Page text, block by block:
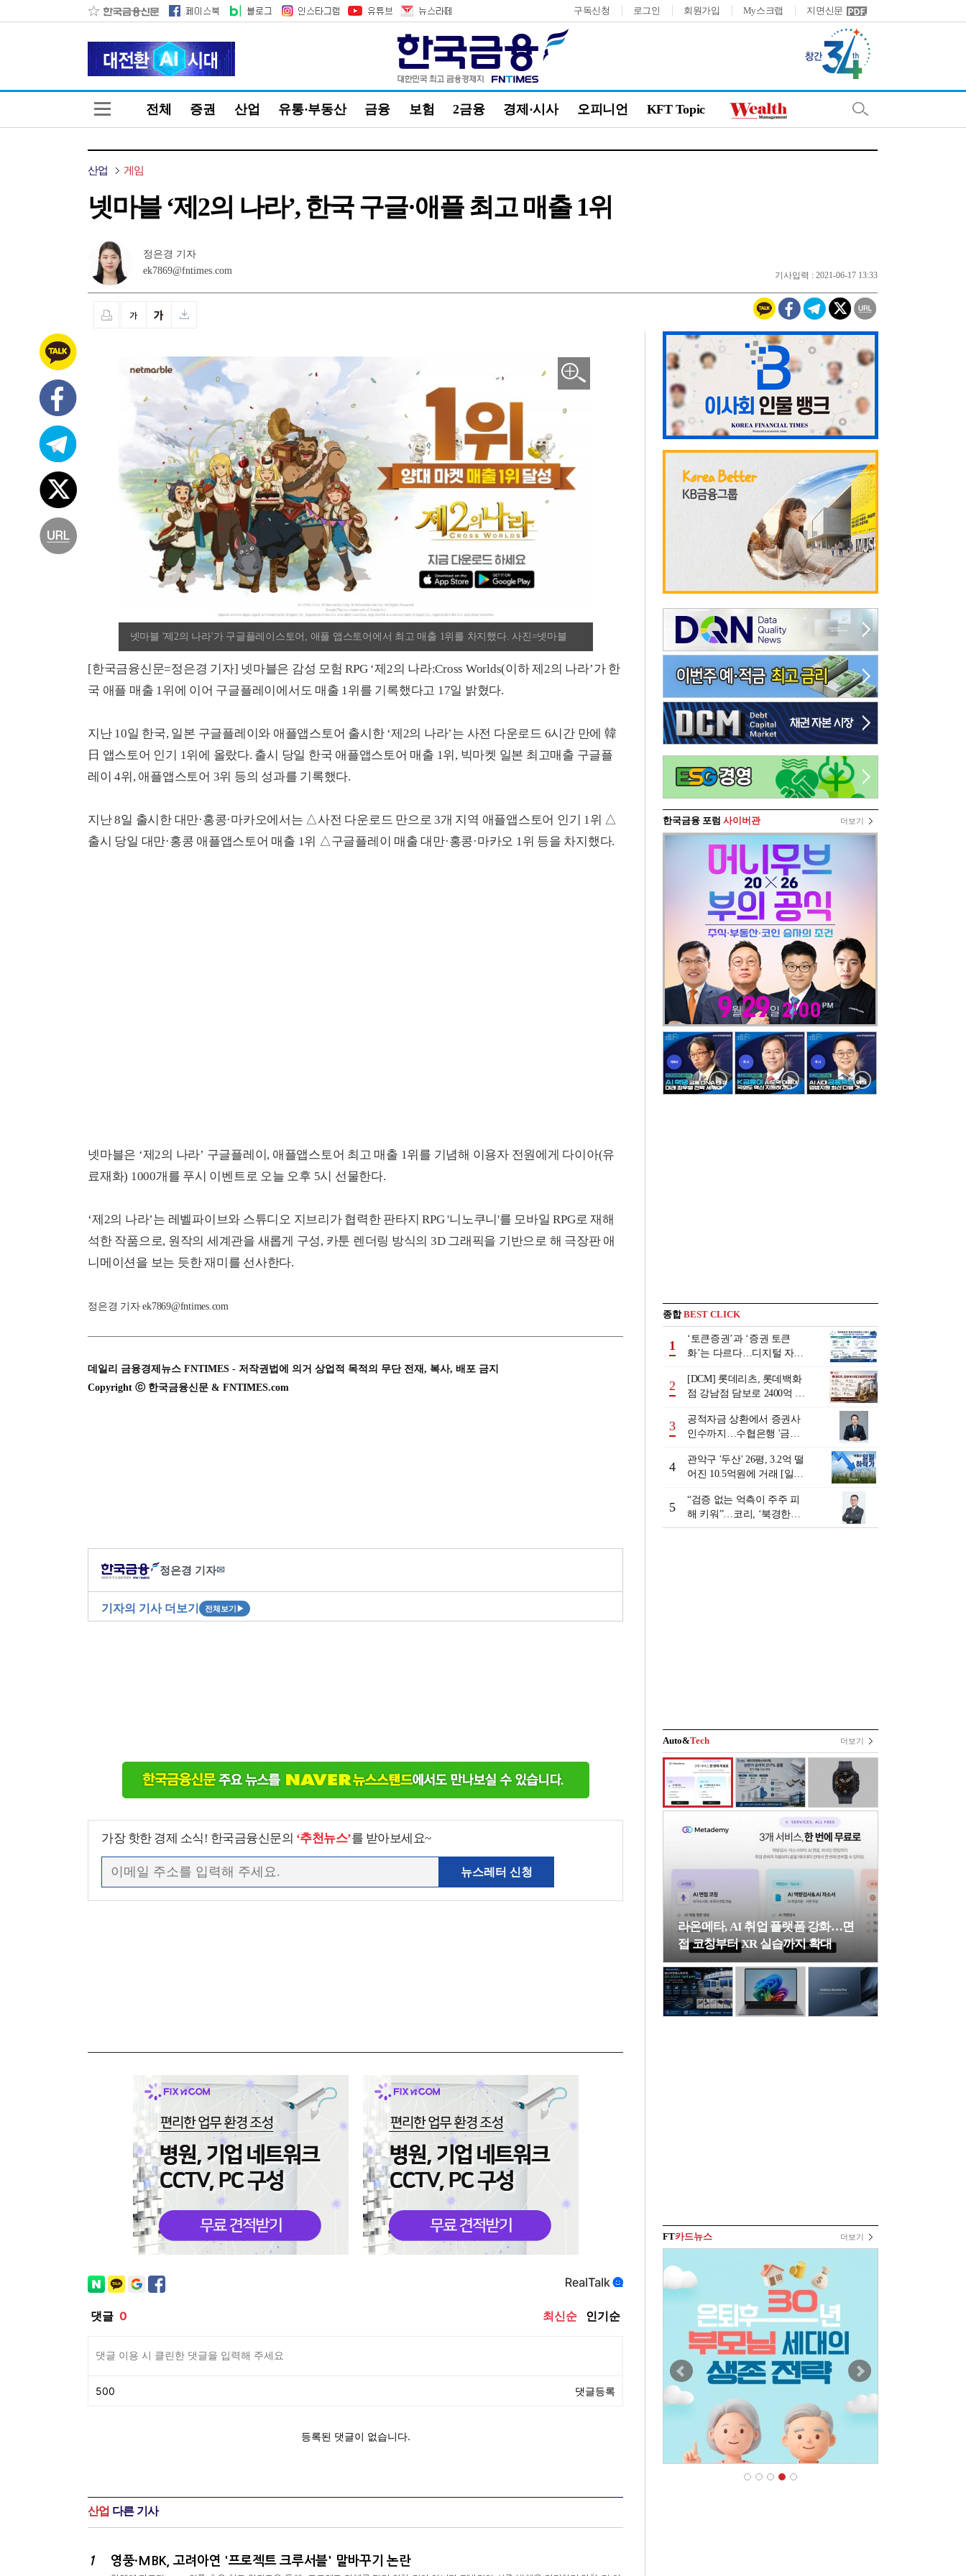
구독신청 로그인 회원가입 My스크랩 지면신문
전체 증권 산업 유통·부동산 금융 보험 2금융 경제·시사 오피니언 KFT Topic
산업 게임
넷마블 ‘제2의 나라’, 한국 구글·애플 최고 매출 1위
정은경 기자
ek7869@fntimes.com
기사입력 : 2021-06-17 13:33
넷마블 '제2의 나라'가 구글플레이스토어, 애플 앱스토어에서 최고 매출 1위를 차지했다. 사진=넷마블
[한국금융신문=정은경 기자] 넷마블은 감성 모험 RPG ‘제2의 나라:Cross Worlds(이하 제2의 나라’가 한
국 애플 매출 1위에 이어 구글플레이에서도 매출 1위를 기록했다고 17일 밝혔다.
지난 10일 한국, 일본 구글플레이와 애플앱스토어 출시한 ‘제2의 나라’는 사전 다운로드 6시간 만에 韓
日 앱스토어 인기 1위에 올랐다. 출시 당일 한국 애플앱스토어 매출 1위, 빅마켓 일본 최고매출 구글플
레이 4위, 애플앱스토어 3위 등의 성과를 기록했다.
지난 8일 출시한 대만·홍콩·마카오에서는 △사전 다운로드 만으로 3개 지역 애플앱스토어 인기 1위 △
출시 당일 대만·홍콩 애플앱스토어 매출 1위 △구글플레이 매출 대만·홍콩·마카오 1위 등을 차지했다.
넷마블은 ‘제2의 나라’ 구글플레이, 애플앱스토어 최고 매출 1위를 기념해 이용자 전원에게 다이아(유
료재화) 1000개를 푸시 이벤트로 오늘 오후 5시 선물한다.
‘제2의 나라’는 레벨파이브와 스튜디오 지브리가 협력한 판타지 RPG '니노쿠니'를 모바일 RPG로 재해
석한 작품으로, 원작의 세계관을 새롭게 구성, 카툰 렌더링 방식의 3D 그래픽을 기반으로 해 극장판 애
니메이션을 보는 듯한 재미를 선사한다.
정은경 기자 ek7869@fntimes.com
데일리 금융경제뉴스 FNTIMES - 저작권법에 의거 상업적 목적의 무단 전재, 복사, 배포 금지
Copyright ⓒ 한국금융신문 & FNTIMES.com
정은경 기자✉
기자의 기사 더보기 전체보기 ▶
가장 핫한 경제 소식! 한국금융신문의 ‘추천뉴스’를 받아보세요~
뉴스레터 신청
산업 다른 기사
1 영풍·MBK, 고려아연 '프로젝트 크루서블' 말바꾸기 논란
한국금융 포럼 사이버관 더보기
종합BEST CLICK
1
‘토큰증권’과 ‘증권 토큰
화’는 다르다…디지털 자본
2
[DCM] 롯데리츠, 롯데백화
점 강남점 담보로 2400억 조
3
공적자금 상환에서 증권사
인수까지…수협은행 '금융
행 금융그룹의 꿈①]
4
관악구 '두산' 26평, 3.2억 떨
어진 10.5억원에 거래 [일일
5
“검증 없는 억측이 주주 피
해 키워”…코리, ‘북경한미
미수채권 논란’ 정면 반박
Auto&Tech 더보기
라온메타, AI 취업 플랫폼 강화…면
접 코칭부터 XR 실습까지 확대
FT카드뉴스 더보기